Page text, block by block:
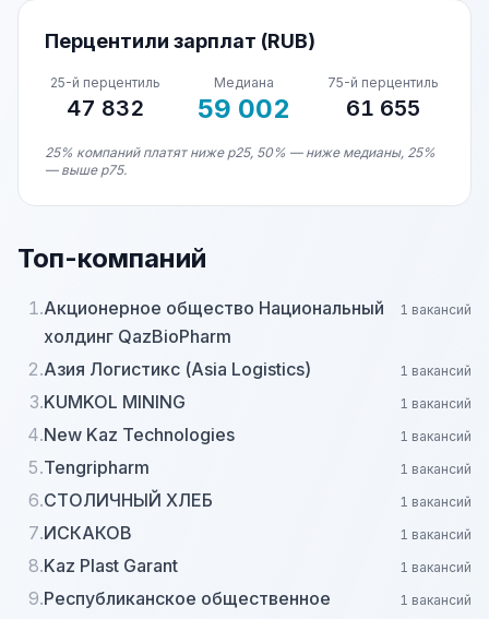
Перцентили зарплат (RUB)
25-й перцентиль
47 832
Медиана
59 002
75-й перцентиль
61 655
25% компаний платят ниже p25, 50% — ниже медианы, 25%
— выше p75.
Топ-компаний
1.Акционерное общество Национальный
холдинг QazBioPharm
1 вакансий
2.Азия Логистикс (Asia Logistics) 1 вакансий
3.KUMKOL MINING 1 вакансий
4.New Kaz Technologies 1 вакансий
5.Tengripharm 1 вакансий
6.СТОЛИЧНЫЙ ХЛЕБ 1 вакансий
7.ИСКАКОВ 1 вакансий
8.Kaz Plast Garant 1 вакансий
9.Республиканское общественное
1 вакансий